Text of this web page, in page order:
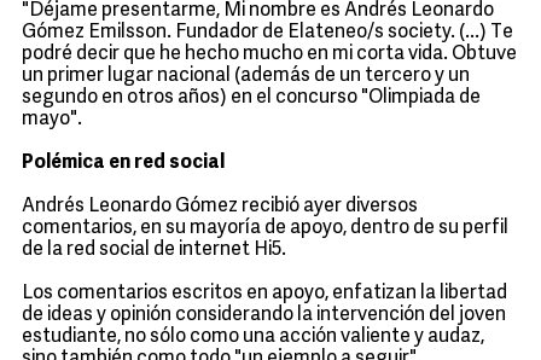
"Déjame presentarme, Mi nombre es Andrés Leonardo
Gómez Emilsson. Fundador de Elateneo/s society. (...) Te
podré decir que he hecho mucho en mi corta vida. Obtuve
un primer lugar nacional (además de un tercero y un
segundo en otros años) en el concurso "Olimpiada de
mayo".
Polémica en red social
Andrés Leonardo Gómez recibió ayer diversos
comentarios, en su mayoría de apoyo, dentro de su perfil
de la red social de internet Hi5.
Los comentarios escritos en apoyo, enfatizan la libertad
de ideas y opinión considerando la intervención del joven
estudiante, no sólo como una acción valiente y audaz,